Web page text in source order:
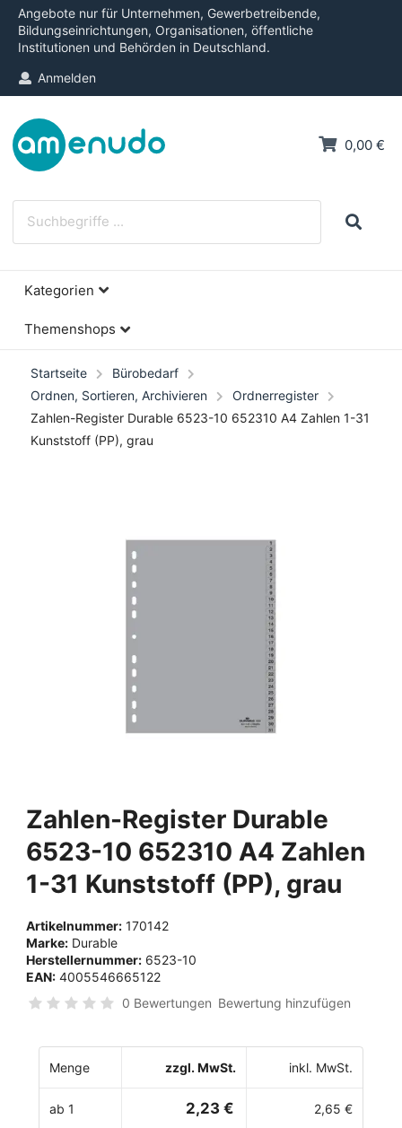
Angebote nur für Unternehmen, Gewerbetreibende,
Bildungseinrichtungen, Organisationen, öffentliche
Institutionen und Behörden in Deutschland.
Anmelden
0,00 €
Kategorien
Themenshops
Startseite
Bürobedarf
Ordnen, Sortieren, Archivieren
Ordnerregister
Zahlen-Register Durable 6523-10 652310 A4 Zahlen 1-31
Kunststoff (PP), grau
Zahlen-Register Durable
6523-10 652310 A4 Zahlen
1-31 Kunststoff (PP), grau
Artikelnummer: 170142
Marke: Durable
Herstellernummer: 6523-10
EAN: 4005546665122
0 Bewertungen Bewertung hinzufügen
Menge zzgl. MwSt. inkl. MwSt.
ab 1 2,23 € 2,65 €